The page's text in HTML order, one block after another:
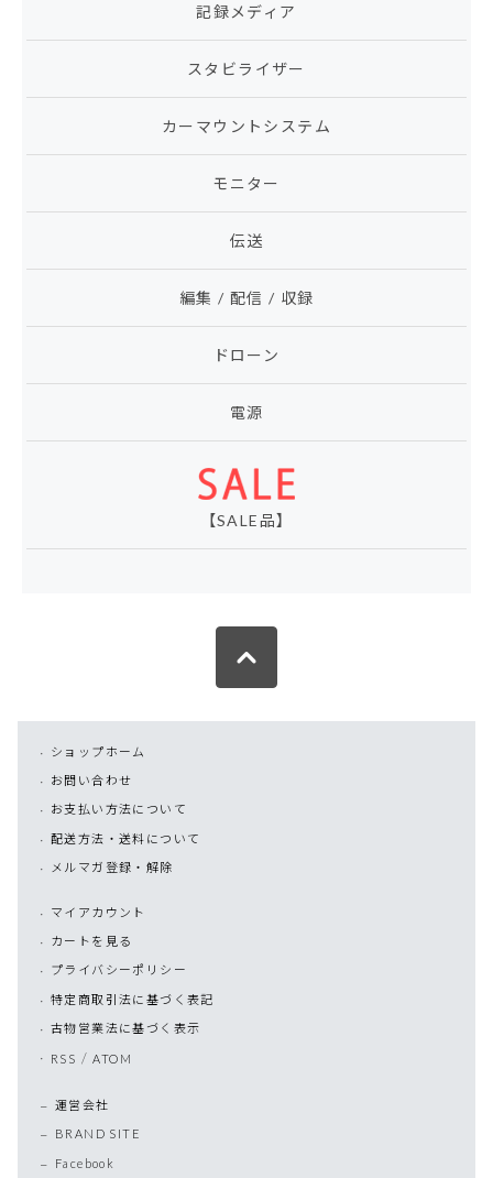
記録メディア
スタビライザー
カーマウントシステム
モニター
伝送
編集 / 配信 / 収録
ドローン
電源
【SALE品】
ショップホーム
お問い合わせ
お支払い方法について
配送方法・送料について
メルマガ登録・解除
マイアカウント
カートを見る
プライバシーポリシー
特定商取引法に基づく表記
古物営業法に基づく表示
RSS /ATOM
運営会社
BRAND SITE
Facebook